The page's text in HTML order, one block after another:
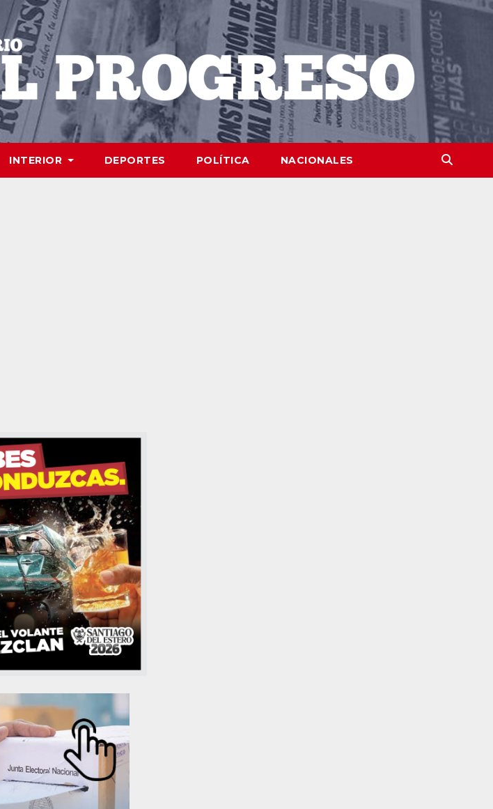
INTERIOR DEPORTES POLÍTICA NACIONALES